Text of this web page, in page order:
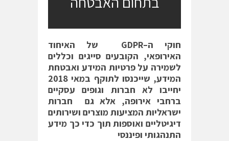
חוקי ה–
GDPR
של האיחוד
האירופאי, הקובעים סייגים וכללים
לשמירה על פרטיות המידע ואבטחת
המידע, שייכנסו לתוקף במאי 2018
יחייבו
לא חברות וגופים עסקיים
ברחבי אירופה, אלא גם חברות
ישראליות המציעות מוצרים ושירותים
דיגיטליים ואוספות תוך כדי כך מידע
התנהגותי ופיננסי